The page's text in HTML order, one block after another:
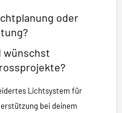
oder
wünschst
Lichtsystem für
bei deinem